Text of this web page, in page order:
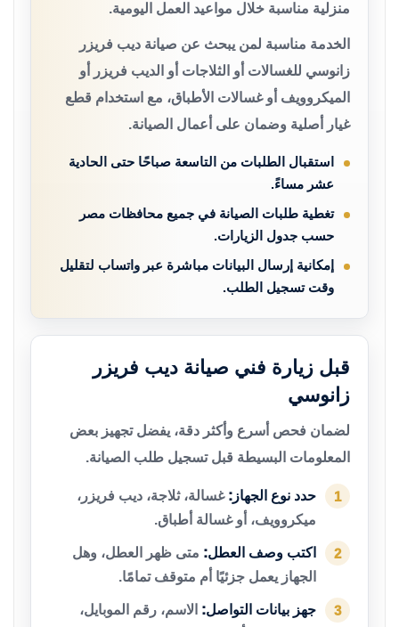
منزلية مناسبة خلال مواعيد العمل اليومية.
الخدمة مناسبة لمن يبحث عن صيانة ديب فريزر
زانوسي للغسالات أو الثلاجات أو الديب فريزر أو
الميكروويف أو غسالات الأطباق، مع استخدام قطع
غيار أصلية وضمان على أعمال الصيانة.
استقبال الطلبات من التاسعة صباحًا حتى الحادية
عشر مساءً.
تغطية طلبات الصيانة في جميع محافظات مصر
حسب جدول الزيارات.
إمكانية إرسال البيانات مباشرة عبر واتساب لتقليل
وقت تسجيل الطلب.
قبل زيارة فني صيانة ديب فريزر
زانوسي
لضمان فحص أسرع وأكثر دقة، يفضل تجهيز بعض
المعلومات البسيطة قبل تسجيل طلب الصيانة.
1 حدد نوع الجهاز: غسالة، ثلاجة، ديب فريزر،
ميكروويف، أو غسالة أطباق.
2 اكتب وصف العطل: متى ظهر العطل، وهل
الجهاز يعمل جزئيًا أم متوقف تمامًا.
3 جهز بيانات التواصل: الاسم، رقم الموبايل،